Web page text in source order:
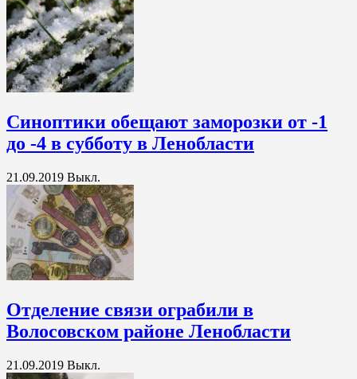
Синоптики обещают заморозки от -1
до -4 в субботу в Ленобласти
21.09.2019 Выкл.
Отделение связи ограбили в
Волосовском районе Ленобласти
21.09.2019 Выкл.